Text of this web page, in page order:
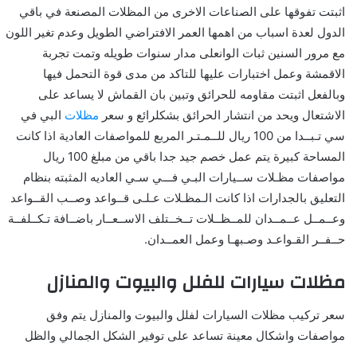
اثبتت تفوقها على الصناعات الاخرى من المظلات المصنعة في باقي
الدول لعدة اسباب من اهمها العمر الافتراضي الطويل وعدم تغير اللون
مع مرور السنين ثبات الوانعلى مدار سنوات طويله وتمت تجربة
الاقمشة وعمل اختبارات عليها للتاكد من مدى قوة التحمل فيها
وبالفعل اثبتت مقاومه للحرائق وتبين بان القماش لا يساعد على
الاشتعال ويحد من انتشار الحرائق بشكلرائع و سعر مظلات البي في
سي تـبــدا من 100 ريال للــمـتـر المربع للمواصفات العادية اذا كانت
المساحة كبيرة يتم عمل خصم جيد جدا باقي من مبلغ 100 ريال
مواصفات مظـلات ســيارات البـي فـــي سـي العاديه المثبته بنظام
التعليق بالجدارات اذا كانت الـمظـلات عـلـى قــواعد وصــب القــواعد
وعــمــل عــمــدان للمــظــلات تــخــتلف الاســعــار باضــافة تـكــلفــة
حــفــر القـواعـد وصـبهـا وعمل العمــدان.
مظلات سيارات للفلل والبيوت والمنازل
سعر تركيب مظلات السيارات لفلل والبيوت والمنازل يتم وفق
مواصفات واشكال معينة تساعد على توفير الشكل الجمالي والظل